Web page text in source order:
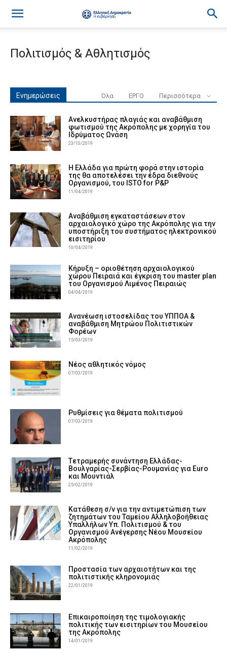
Πολιτισμός & Αθλητισμός
Ενημερώσεις Όλα ΕΡΓΟ Περισσότερα
Ανελκυστήρας πλαγιάς και αναβάθμιση
φωτισμού της Ακρόπολης με χορηγία του
Ιδρύματος Ωνάση
23/10/2019
Η Ελλάδα για πρώτη φορά στην ιστορία
της θα αποτελέσει την έδρα διεθνούς
Οργανισμού, του ISTO for P&P
11/04/2019
Αναβάθμιση εγκαταστάσεων στον
αρχαιολογικό χώρο της Ακρόπολης για την
υποστήριξη του συστήματος ηλεκτρονικού
εισιτηρίου
10/04/2019
Κήρυξη – οριοθέτηση αρχαιολογικού
χώρου Πειραιά και έγκριση του master plan
του Οργανισμού Λιμένος Πειραιώς
04/04/2019
Ανανέωση ιστοσελίδας του ΥΠΠΟΑ &
αναβάθμιση Μητρώου Πολιτιστικών
Φορέων
15/03/2019
Νέος αθλητικός νόμος
07/03/2019
Ρυθμίσεις για θέματα πολιτισμού
07/03/2019
Tετραμερής συνάντηση Ελλάδας-
Βουλγαρίας-Σερβίας-Ρουμανίας για Euro
και Μουντιάλ
25/02/2019
Κατάθεση σ/ν για την αντιμετώπιση των
ζητημάτων του Ταμείου Αλληλοβοήθειας
Υπαλλήλων Υπ. Πολιτισμού & του
Οργανισμού Ανέγερσης Νέου Μουσείου
Ακρόπολης
11/02/2019
Προστασία των αρχαιοτήτων και της
πολιτιστικής κληρονομιάς
22/01/2019
Επικαιροποίηση της τιμολογιακής
πολιτικής των εισιτηρίων του Μουσείου
της Ακρόπολης
14/01/2019